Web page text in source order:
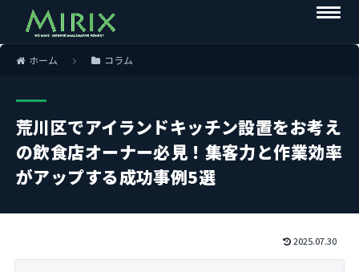
ホーム コラム
荒川区でアイランドキッチン設置をお考え
の飲食店オーナー必見！集客力と作業効率
がアップする成功事例5選
2025.07.30